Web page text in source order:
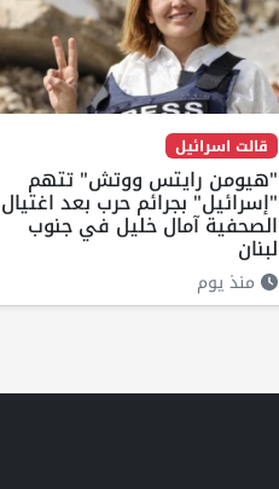
قالت اسرائيل
"هيومن رايتس ووتش" تتهم
"إسرائيل" بجرائم حرب بعد اغتيال
الصحفية آمال خليل في جنوب
لبنان
منذ يوم